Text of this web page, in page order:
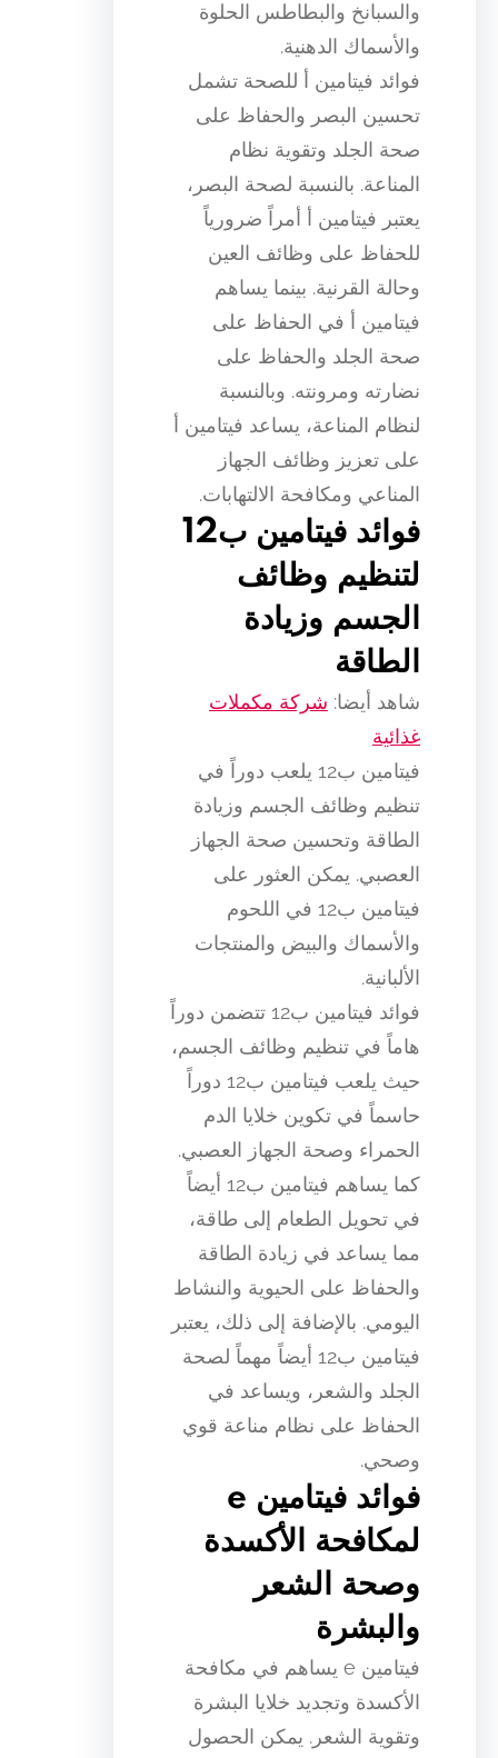
والسبانخ والبطاطس الحلوة
والأسماك الدهنية.
فوائد فيتامين أ للصحة تشمل
تحسين البصر والحفاظ على
صحة الجلد وتقوية نظام
المناعة. بالنسبة لصحة البصر،
يعتبر فيتامين أ أمراً ضرورياً
للحفاظ على وظائف العين
وحالة القرنية. بينما يساهم
فيتامين أ في الحفاظ على
صحة الجلد والحفاظ على
نضارته ومرونته. وبالنسبة
لنظام المناعة، يساعد فيتامين أ
على تعزيز وظائف الجهاز
المناعي ومكافحة الالتهابات.
فوائد فيتامين ب12
لتنظيم وظائف
الجسم وزيادة
الطاقة
شاهد أيضا: شركة مكملات
غذائية
فيتامين ب12 يلعب دوراً في
تنظيم وظائف الجسم وزيادة
الطاقة وتحسين صحة الجهاز
العصبي. يمكن العثور على
فيتامين ب12 في اللحوم
والأسماك والبيض والمنتجات
الألبانية.
فوائد فيتامين ب12 تتضمن دوراً
هاماً في تنظيم وظائف الجسم،
حيث يلعب فيتامين ب12 دوراً
حاسماً في تكوين خلايا الدم
الحمراء وصحة الجهاز العصبي.
كما يساهم فيتامين ب12 أيضاً
في تحويل الطعام إلى طاقة،
مما يساعد في زيادة الطاقة
والحفاظ على الحيوية والنشاط
اليومي. بالإضافة إلى ذلك، يعتبر
فيتامين ب12 أيضاً مهماً لصحة
الجلد والشعر، ويساعد في
الحفاظ على نظام مناعة قوي
وصحي.
فوائد فيتامين e
لمكافحة الأكسدة
وصحة الشعر
والبشرة
فيتامين e يساهم في مكافحة
الأكسدة وتجديد خلايا البشرة
وتقوية الشعر. يمكن الحصول